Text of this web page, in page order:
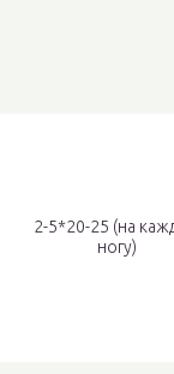
2-5*20-25 (на
ногу)